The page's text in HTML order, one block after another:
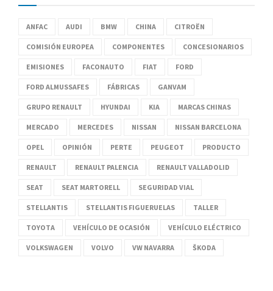
ANFAC AUDI BMW CHINA CITROËN
COMISIÓN EUROPEA COMPONENTES CONCESIONARIOS
EMISIONES FACONAUTO FIAT FORD
FORD ALMUSSAFES FÁBRICAS GANVAM
GRUPO RENAULT HYUNDAI KIA MARCAS CHINAS
MERCADO MERCEDES NISSAN NISSAN BARCELONA
OPEL OPINIÓN PERTE PEUGEOT PRODUCTO
RENAULT RENAULT PALENCIA RENAULT VALLADOLID
SEAT SEAT MARTORELL SEGURIDAD VIAL
STELLANTIS STELLANTIS FIGUERUELAS TALLER
TOYOTA VEHÍCULO DE OCASIÓN VEHÍCULO ELÉCTRICO
VOLKSWAGEN VOLVO VW NAVARRA ŠKODA